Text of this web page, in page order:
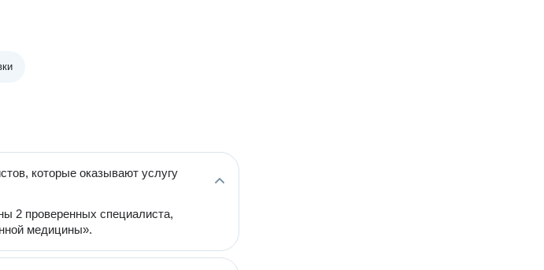
которые оказывают услугу
2 проверенных специалиста,
медицины».